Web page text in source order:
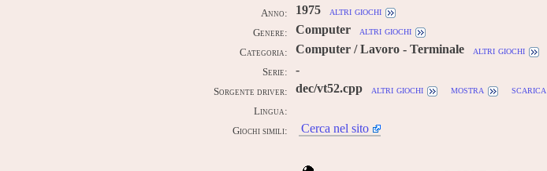
Anno: 1975 altri giochi
Genere: Computer altri giochi
Categoria: Computer / Lavoro - Terminale altri giochi
Serie: -
Sorgente driver: dec/vt52.cpp altri giochi mostra scarica
Lingua:
Giochi simili:
Cerca nel sito